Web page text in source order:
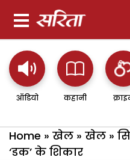
ऑडियो कहानी
Home » खेल » खेल »
‘डक’ के शिकार